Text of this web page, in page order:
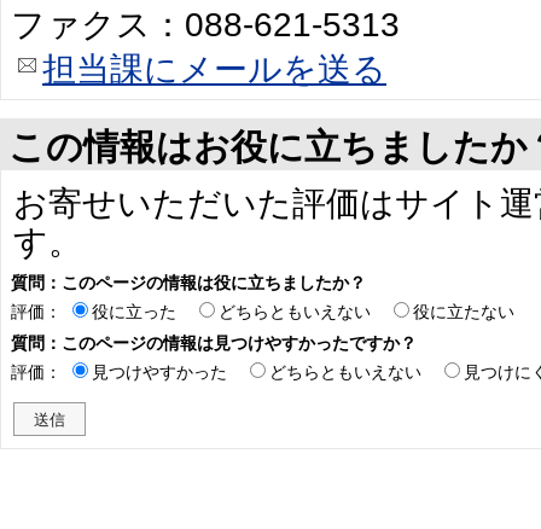
ファクス：088-621-5313
担当課にメールを送る
この情報はお役に立ちましたか
お寄せいただいた評価はサイト
す。
質問：このページの情報は役に立ちましたか？
評価：
役に立った どちらともいえない
役に立たない
質問：このページの情報は見つけやすかったですか？
評価：
見つけやすかった どちらともいえない 見つけに